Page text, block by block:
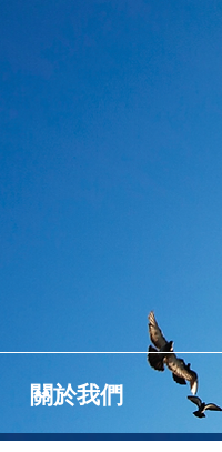
關於我們